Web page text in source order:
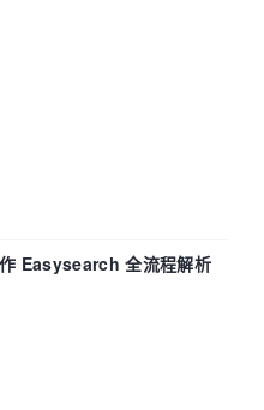
Easysearch 全流程解析